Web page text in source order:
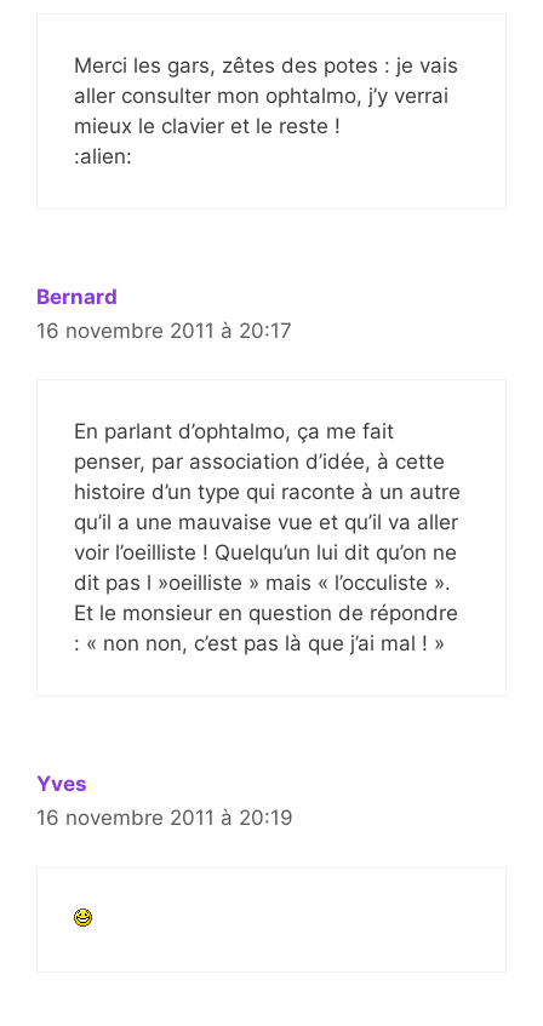
Merci les gars, zêtes des potes : je vais
aller consulter mon ophtalmo, j’y verrai
mieux le clavier et le reste !
:alien:
Bernard
16 novembre 2011 à 20:17
En parlant d’ophtalmo, ça me fait
penser, par association d’idée, à cette
histoire d’un type qui raconte à un autre
qu’il a une mauvaise vue et qu’il va aller
voir l’oeilliste ! Quelqu’un lui dit qu’on ne
dit pas l »oeilliste » mais « l’occuliste ».
Et le monsieur en question de répondre
: « non non, c’est pas là que j’ai mal ! »
Yves
16 novembre 2011 à 20:19